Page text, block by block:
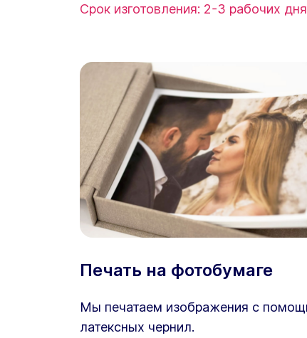
Срок изготовления: 2-3 рабочих
Печать на фотобумаге
Мы печатаем изображения с
латексных чернил.